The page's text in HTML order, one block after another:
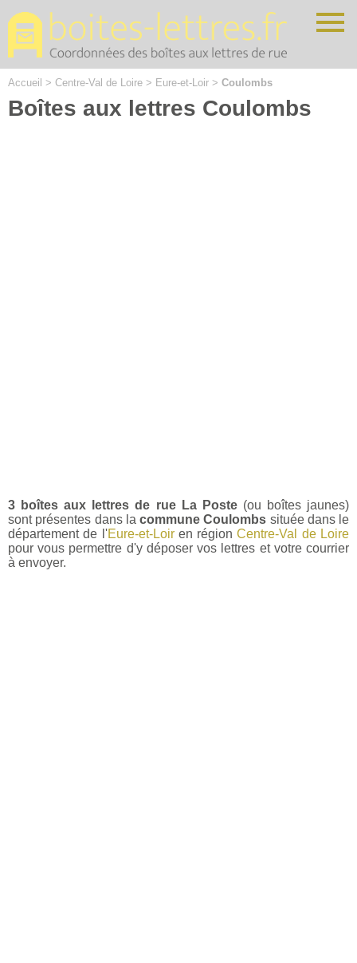
Accueil > Centre-Val de Loire > Eure-et-Loir > Coulombs
Boîtes aux lettres Coulombs
3 boîtes aux lettres de rue La Poste(ou boîtes jaunes)
sont présentes dans la commune Coulombs située dans le
département de l'Eure-et-Loiren régionCentre-Val de Loire
pour vous permettre d'y déposer vos lettres et votre courrier
à envoyer.